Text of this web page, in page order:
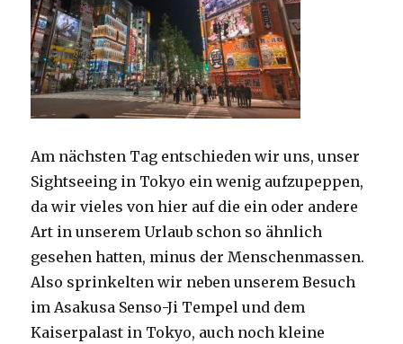
Am nächsten Tag entschieden wir uns, unser
Sightseeing in Tokyo ein wenig aufzupeppen,
da wir vieles von hier auf die ein oder andere
Art in unserem Urlaub schon so ähnlich
gesehen hatten, minus der Menschenmassen.
Also sprinkelten wir neben unserem Besuch
im Asakusa Senso-Ji Tempel und dem
Kaiserpalast in Tokyo, auch noch kleine